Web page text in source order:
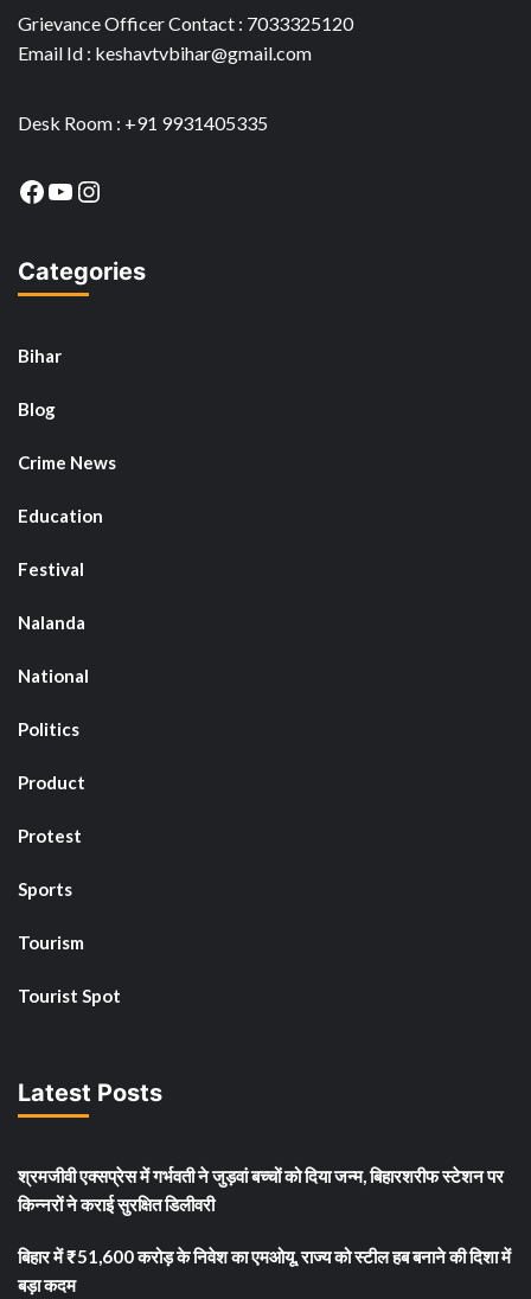
Grievance Officer Contact : 7033325120
Email Id : keshavtvbihar@gmail.com
Desk Room : +91 9931405335
Facebook
YouTube
Instagram
Categories
Bihar
Blog
Crime News
Education
Festival
Nalanda
National
Politics
Product
Protest
Sports
Tourism
Tourist Spot
Latest Posts
श्रमजीवी एक्सप्रेस में गर्भवती ने जुड़वां बच्चों को दिया जन्म, बिहारशरीफ स्टेशन पर
किन्नरों ने कराई सुरक्षित डिलीवरी
बिहार में ₹51,600 करोड़ के निवेश का एमओयू, राज्य को स्टील हब बनाने की दिशा में
बड़ा कदम